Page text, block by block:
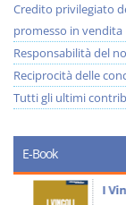
Credito privilegiato
promesso in vendita
Responsabilità del
Reciprocità delle
Tutti gli ultimi
E-Book
I